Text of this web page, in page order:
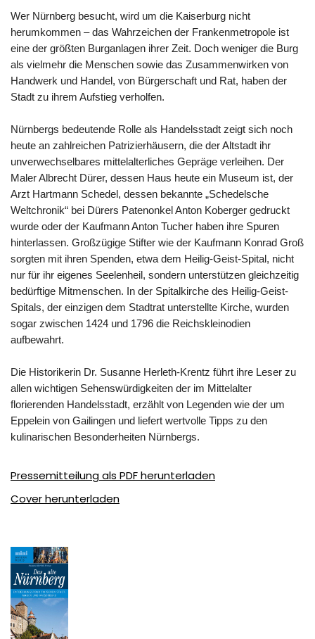
Wer Nürnberg besucht, wird um die Kaiserburg nicht
herumkommen – das Wahrzeichen der Frankenmetropole ist
eine der größten Burganlagen ihrer Zeit. Doch weniger die Burg
als vielmehr die Menschen sowie das Zusammenwirken von
Handwerk und Handel, von Bürgerschaft und Rat, haben der
Stadt zu ihrem Aufstieg verholfen.
Nürnbergs bedeutende Rolle als Handelsstadt zeigt sich noch
heute an zahlreichen Patrizierhäusern, die der Altstadt ihr
unverwechselbares mittelalterliches Gepräge verleihen. Der
Maler Albrecht Dürer, dessen Haus heute ein Museum ist, der
Arzt Hartmann Schedel, dessen bekannte „Schedelsche
Weltchronik“ bei Dürers Patenonkel Anton Koberger gedruckt
wurde oder der Kaufmann Anton Tucher haben ihre Spuren
hinterlassen. Großzügige Stifter wie der Kaufmann Konrad Groß
sorgten mit ihren Spenden, etwa dem Heilig-Geist-Spital, nicht
nur für ihr eigenes Seelenheil, sondern unterstützen gleichzeitig
bedürftige Mitmenschen. In der Spitalkirche des Heilig-Geist-
Spitals, der einzigen dem Stadtrat unterstellte Kirche, wurden
sogar zwischen 1424 und 1796 die Reichskleinodien
aufbewahrt.
Die Historikerin Dr. Susanne Herleth-Krentz führt ihre Leser zu
allen wichtigen Sehenswürdigkeiten der im Mittelalter
florierenden Handelsstadt, erzählt von Legenden wie der um
Eppelein von Gailingen und liefert wertvolle Tipps zu den
kulinarischen Besonderheiten Nürnbergs.
Pressemitteilung als PDF herunterladen
Cover herunterladen